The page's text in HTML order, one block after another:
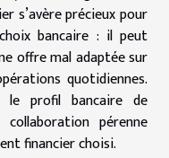
s’avère précieux pour
bancaire : il peut
offre mal adaptée sur
quotidiennes.
le profil bancaire de
pérenne
financier choisi.